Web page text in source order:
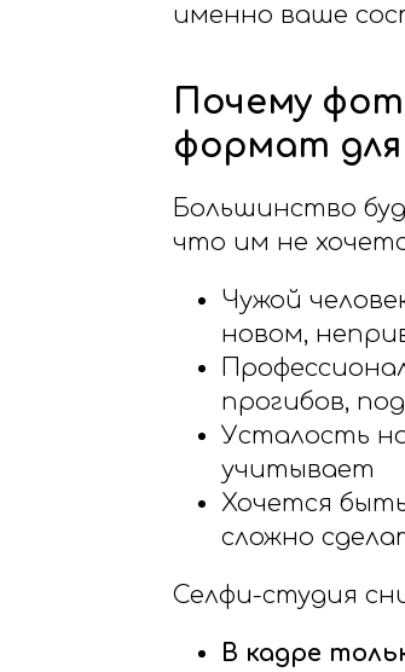
именно ваше
Почему
формат
Большинство
что им не
Чужой
новом,
прогибов,
Усталость
учитывает
Хочется
сложно
Селфи-студия
В кадре